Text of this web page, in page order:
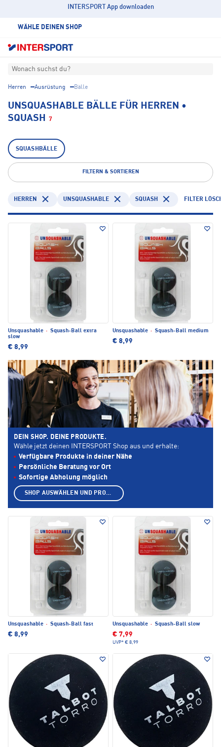
INTERSPORT App downloaden
WÄHLE DEINEN SHOP
Wonach suchst du?
Herren Ausrüstung Bälle
UNSQUASHABLE BÄLLE FÜR HERREN •
SQUASH
7
SQUASHBÄLLE
FILTERN & SORTIEREN
HERREN UNSQUASHABLE SQUASH FILTER
Unsquashable · Squash-Ball extra
slow
€ 8,99
Unsquashable · Squash-Ball medium
€ 8,99
Unsquashable · Squash-Ball fast
€ 8,99
Unsquashable · Squash-Ball slow
€ 7,99
UVP* € 8,99
DEIN SHOP. DEINE PRODUKTE.
Wähle jetzt deinen INTERSPORT Shop aus und erhalte:
Verfügbare Produkte in deiner Nähe
Persönliche Beratung vor Ort
Sofortige Abholung möglich
SHOP AUSWÄHLEN UND PRODUKTE ANZEIGEN